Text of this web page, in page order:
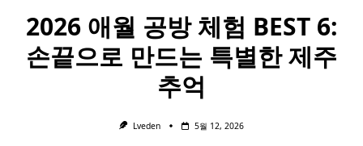
2026 애월 공방 체험 BEST 6:
손끝으로 만드는 특별한 제주
추억
Lveden 5월 12, 2026